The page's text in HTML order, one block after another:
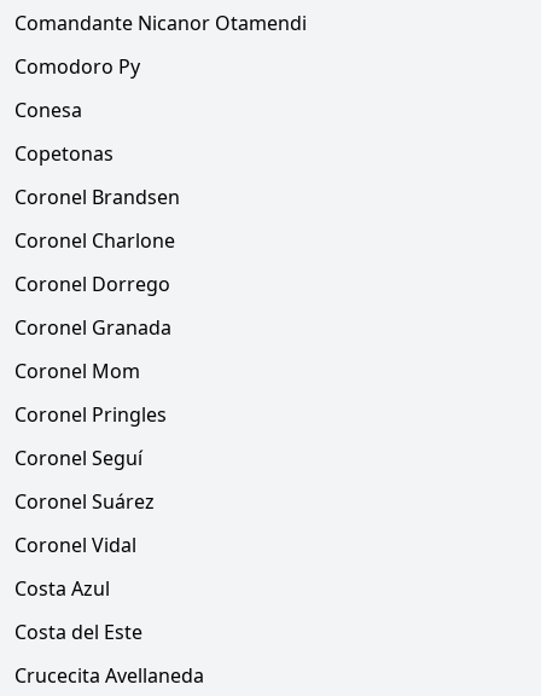
Comandante Nicanor Otamendi
Comodoro Py
Conesa
Copetonas
Coronel Brandsen
Coronel Charlone
Coronel Dorrego
Coronel Granada
Coronel Mom
Coronel Pringles
Coronel Seguí
Coronel Suárez
Coronel Vidal
Costa Azul
Costa del Este
Crucecita Avellaneda